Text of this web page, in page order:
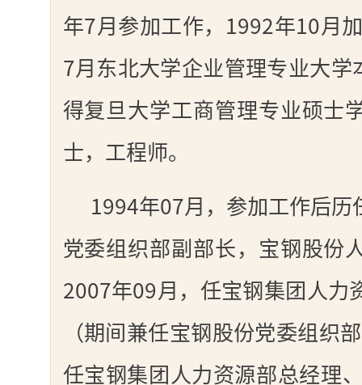
年7月参加工作，1992年10月
7月东北大学企业管理专业大
得复旦大学工商管理专业硕士
士，工程师。
1994年07月，参加工作后历
党委组织部副部长，宝钢股份
2007年09月，任宝钢集团人力
（期间兼任宝钢股份党委组织
任宝钢集团人力资源部总经理